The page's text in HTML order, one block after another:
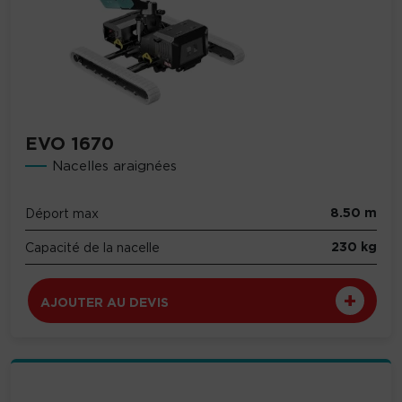
EVO 1670
Nacelles araignées
Déport max 8.50 m
Capacité de la nacelle 230 kg
AJOUTER AU DEVIS